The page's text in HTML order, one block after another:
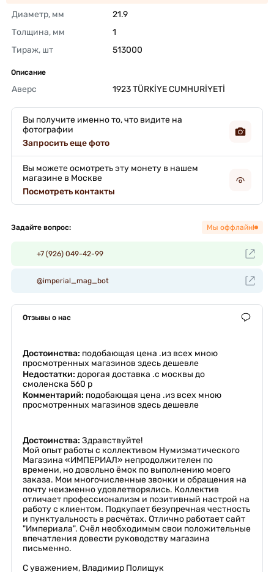
Диаметр, мм
21.9
Толщина, мм
1
Тираж, шт
513000
Описание
Аверс 1923 TÜRKİYE CUMHURİYETİ
Вы получите именно то, что видите на
фотографии
Запросить еще фото
Вы можете осмотреть эту монету в нашем
магазине в Москве
Посмотреть контакты
Задайте вопрос: Мы оффлайн!
+7 (926) 049-42-99
@imperial_mag_bot
Отзывы о нас
Достоинства: подобающая цена .из всех мною
просмотренных магазинов здесь дешевле
Недостатки: дорогая доставка .с москвы до
смоленска 560 р
Комментарий: подобающая цена .из всех мною
просмотренных магазинов здесь дешевле
Достоинства: Здравствуйте!
Мой опыт работы с коллективом Нумизматического
Магазина «ИМПЕРИАЛ» непродолжителен по
времени, но довольно ёмок по выполнению моего
заказа. Мои многочисленные звонки и обращения на
почту неизменно удовлетворялись. Коллектив
отличает профессионализм и позитивный настрой на
работу с клиентом. Подкупает безупречная честность
и пунктуальность в расчётах. Отлично работает сайт
"Империала". Счёл необходимым свои положительные
впечатления довести руководству магазина
письменно.
С уважением, Владимир Полищук